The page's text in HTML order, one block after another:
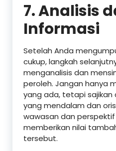
7.Analisis
Informasi
Setelah Anda
cukup, langkah
menganalisis dan
peroleh. Jangan hanya
yang ada, tetapi sajikan
yang mendalam dan
wawasan dan
memberikan nilai
tersebut.